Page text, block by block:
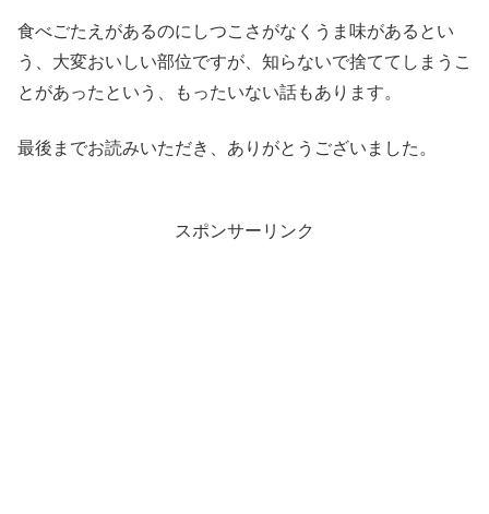
食べごたえがあるのにしつこさがなくうま味があるとい
う、大変おいしい部位ですが、知らないで捨ててしまうこ
とがあったという、もったいない話もあります。
最後までお読みいただき、ありがとうございました。
スポンサーリンク